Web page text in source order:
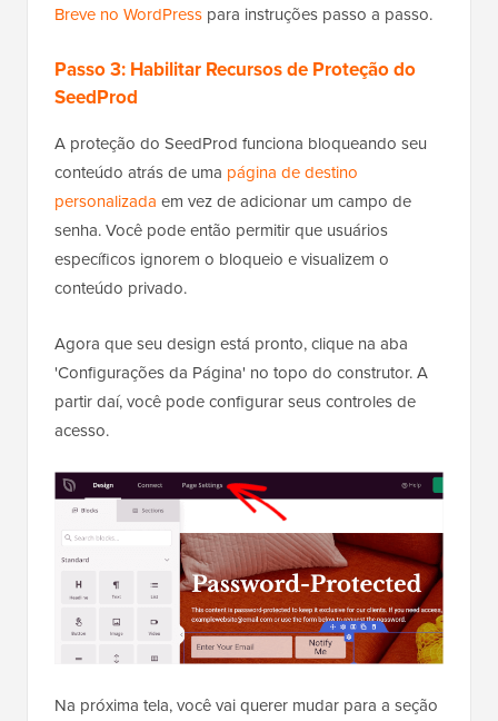
Breve no WordPress para instruções passo a passo.
Passo 3: Habilitar Recursos de Proteção do
SeedProd
A proteção do SeedProd funciona bloqueando seu
conteúdo atrás de uma página de destino
personalizada em vez de adicionar um campo de
senha. Você pode então permitir que usuários
específicos ignorem o bloqueio e visualizem o
conteúdo privado.
Agora que seu design está pronto, clique na aba
'Configurações da Página' no topo do construtor. A
partir daí, você pode configurar seus controles de
acesso.
Na próxima tela, você vai querer mudar para a seção